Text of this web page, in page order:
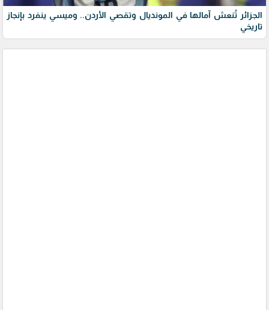
الجزائر تُنعش آمالها في المونديال وتقصي الأردن.. وميسي ينفرد بإنجاز
تاريخي